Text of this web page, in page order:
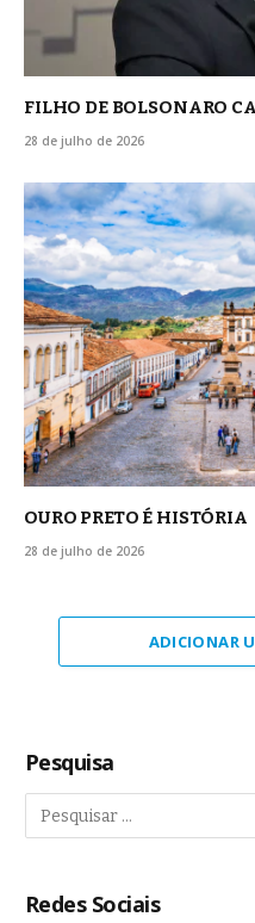
FILHO DE BOLSONARO
28 de julho de 2026
OURO PRETO É HISTÓRIA
28 de julho de 2026
ADICIONAR
Pesquisa
Redes Sociais